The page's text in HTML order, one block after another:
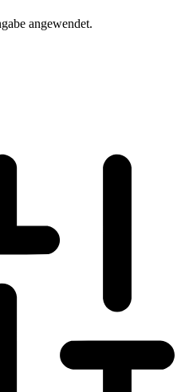
angewendet.